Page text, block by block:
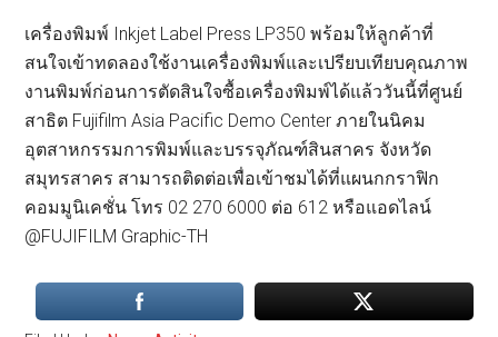
เครื่องพิมพ์ Inkjet Label Press LP350 พร้อมให้ลูกค้าที่
สนใจเข้าทดลองใช้งานเครื่องพิมพ์และเปรียบเทียบคุณภาพ
งานพิมพ์ก่อนการตัดสินใจซื้อเครื่องพิมพ์ได้แล้ววันนี้ที่ศูนย์
สาธิต Fujifilm Asia Pacific Demo Center ภายในนิคม
อุตสาหกรรมการพิมพ์และบรรจุภัณฑ์สินสาคร จังหวัด
สมุทรสาคร สามารถติดต่อเพื่อเข้าชมได้ที่แผนกกราฟิก
คอมมูนิเคชั่น โทร 02 270 6000 ต่อ 612 หรือแอดไลน์
@FUJIFILM Graphic-TH